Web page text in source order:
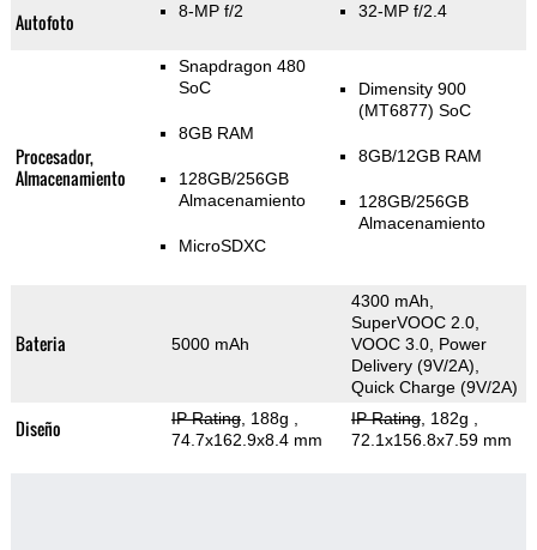
Autofoto 8-MP f/2 32-MP f/2.4
Procesador,
Almacenamiento
Snapdragon 480
SoC
8GB RAM
128GB/256GB
Almacenamiento
MicroSDXC
Dimensity 900
(MT6877) SoC
8GB/12GB RAM
128GB/256GB
Almacenamiento
Bateria 5000 mAh
4300 mAh,
SuperVOOC 2.0,
VOOC 3.0, Power
Delivery (9V/2A),
Quick Charge (9V/2A)
Diseño IP Rating, 188g
74.7x162.9x8.4 mm
IP Rating, 182g
72.1x156.8x7.59 mm